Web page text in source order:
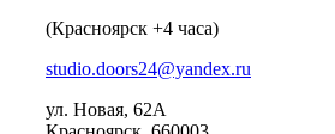
(Красноярск +4 часа)
studio.doors24@yandex.ru
ул. Новая, 62А